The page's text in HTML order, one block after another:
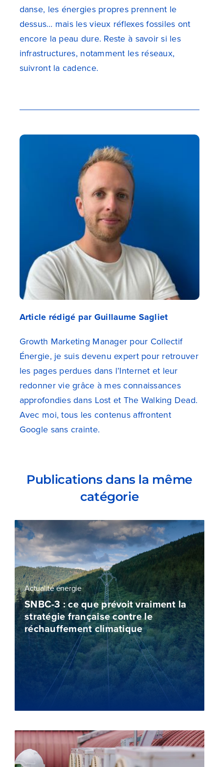
danse, les énergies propres prennent le
dessus… mais les vieux réflexes fossiles ont
encore la peau dure. Reste à savoir si les
infrastructures, notamment les réseaux,
suivront la cadence.
Article rédigé par Guillaume Sagliet
Growth Marketing Manager pour Collectif
Énergie, je suis devenu expert pour retrouver
les pages perdues dans l’Internet et leur
redonner vie grâce à mes connaissances
approfondies dans Lost et The Walking Dead.
Avec moi, tous les contenus affrontent
Google sans crainte.
Publications dans la même
catégorie
Actualité énergie
SNBC-3 : ce que prévoit vraiment la
stratégie française contre le
réchauffement climatique